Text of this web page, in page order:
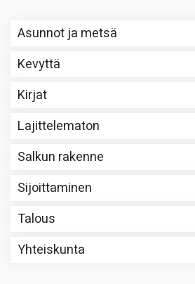
Asunnot ja metsä
Kevyttä
Kirjat
Lajittelematon
Salkun rakenne
Sijoittaminen
Talous
Yhteiskunta